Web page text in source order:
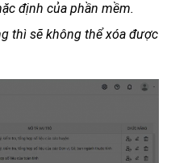
định của phần mềm.
thì sẽ không thể xóa được